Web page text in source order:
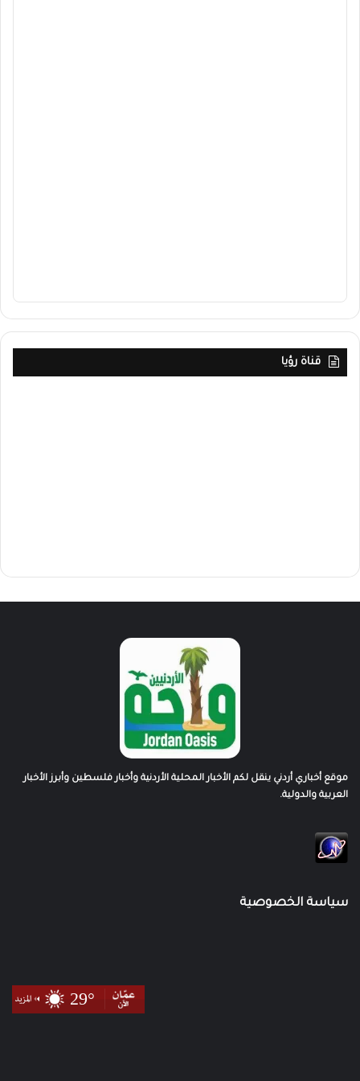
قناة رؤيا
موقع أخباري أردني ينقل لكم الأخبار المحلية الأردنية وأخبار فلسطين وأبرز الأخبار
العربية والدولية.
سياسة الخصوصية